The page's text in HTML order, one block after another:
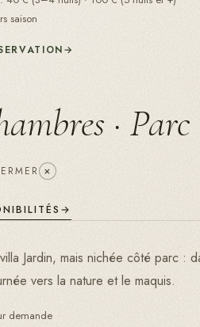
saison
→
· Parc
+
Jardin, mais nichée côté parc :
vers la nature et le maquis.
demande